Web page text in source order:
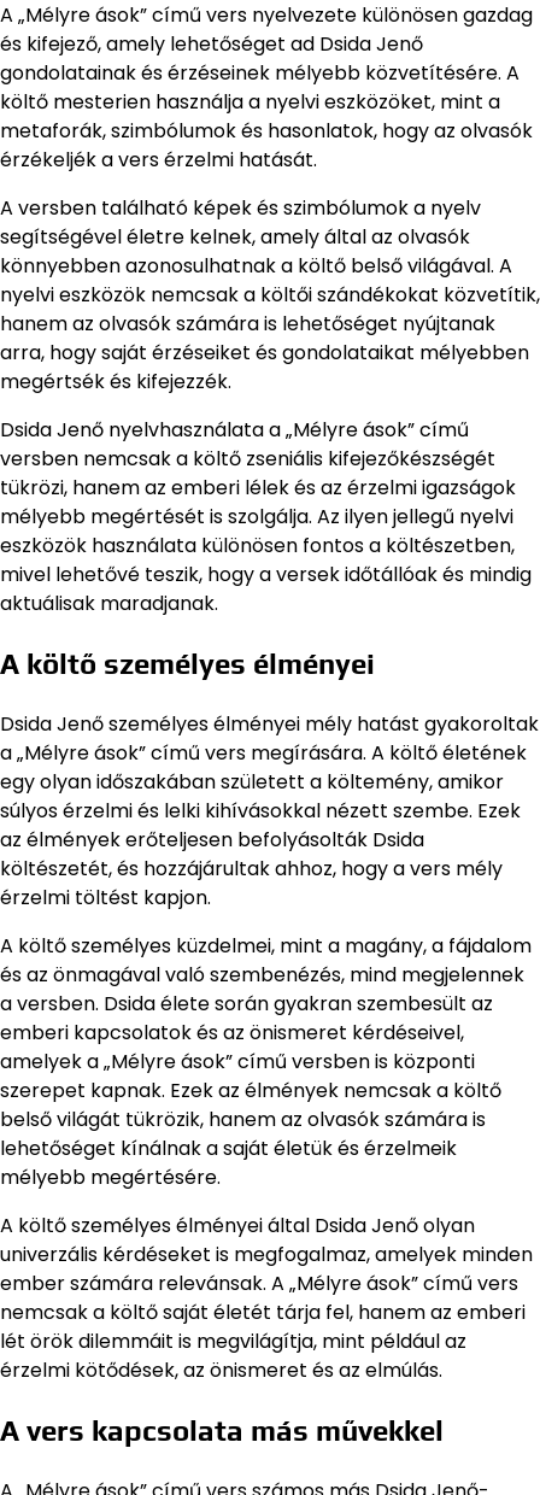
A „Mélyre ások” című vers nyelvezete különösen gazdag
és kifejező, amely lehetőséget ad Dsida Jenő
gondolatainak és érzéseinek mélyebb közvetítésére. A
költő mesterien használja a nyelvi eszközöket, mint a
metaforák, szimbólumok és hasonlatok, hogy az olvasók
érzékeljék a vers érzelmi hatását.
A versben található képek és szimbólumok a nyelv
segítségével életre kelnek, amely által az olvasók
könnyebben azonosulhatnak a költő belső világával. A
nyelvi eszközök nemcsak a költői szándékokat közvetítik,
hanem az olvasók számára is lehetőséget nyújtanak
arra, hogy saját érzéseiket és gondolataikat mélyebben
megértsék és kifejezzék.
Dsida Jenő nyelvhasználata a „Mélyre ások” című
versben nemcsak a költő zseniális kifejezőkészségét
tükrözi, hanem az emberi lélek és az érzelmi igazságok
mélyebb megértését is szolgálja. Az ilyen jellegű nyelvi
eszközök használata különösen fontos a költészetben,
mivel lehetővé teszik, hogy a versek időtállóak és mindig
aktuálisak maradjanak.
A költő személyes élményei
Dsida Jenő személyes élményei mély hatást gyakoroltak
a „Mélyre ások” című vers megírására. A költő életének
egy olyan időszakában született a költemény, amikor
súlyos érzelmi és lelki kihívásokkal nézett szembe. Ezek
az élmények erőteljesen befolyásolták Dsida
költészetét, és hozzájárultak ahhoz, hogy a vers mély
érzelmi töltést kapjon.
A költő személyes küzdelmei, mint a magány, a fájdalom
és az önmagával való szembenézés, mind megjelennek
a versben. Dsida élete során gyakran szembesült az
emberi kapcsolatok és az önismeret kérdéseivel,
amelyek a „Mélyre ások” című versben is központi
szerepet kapnak. Ezek az élmények nemcsak a költő
belső világát tükrözik, hanem az olvasók számára is
lehetőséget kínálnak a saját életük és érzelmeik
mélyebb megértésére.
A költő személyes élményei által Dsida Jenő olyan
univerzális kérdéseket is megfogalmaz, amelyek minden
ember számára relevánsak. A „Mélyre ások” című vers
nemcsak a költő saját életét tárja fel, hanem az emberi
lét örök dilemmáit is megvilágítja, mint például az
érzelmi kötődések, az önismeret és az elmúlás.
A vers kapcsolata más művekkel